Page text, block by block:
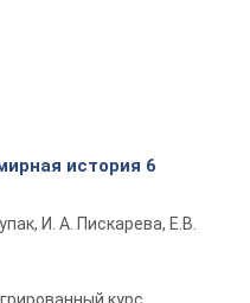
история 6
И. А. Пискарева, Е.В.